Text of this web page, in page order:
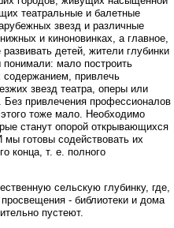
театральные и балетные
звезд и различные
и киноновинках, а главное,
детей, жители глубинки
мало построить
содержанием, привлечь
звезд театра, оперы или
привлечения профессионалов
тоже мало. Необходимо
станут опорой открывающихся
готовы содействовать их
конца, т. е. полного
сельскую глубинку, где,
- библиотеки и дома
пустеют.